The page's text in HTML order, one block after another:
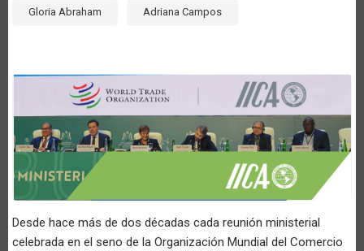
Gloria Abraham Adriana Campos
Desde hace más de dos décadas cada reunión ministerial
celebrada en el seno de la Organización Mundial del Comercio